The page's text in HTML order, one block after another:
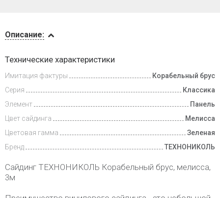
и оплата
Описание:
Технические характеристики
Имитация фактуры
Корабельный брус
Серия
Классика
Элемент
Панель
Цвет сайдинга
Мелисса
Цветовая гамма
Зеленая
Бренд
ТЕХНОНИКОЛЬ
Сайдинг ТЕХНОНИКОЛЬ Корабельный брус, мелисса,
3м